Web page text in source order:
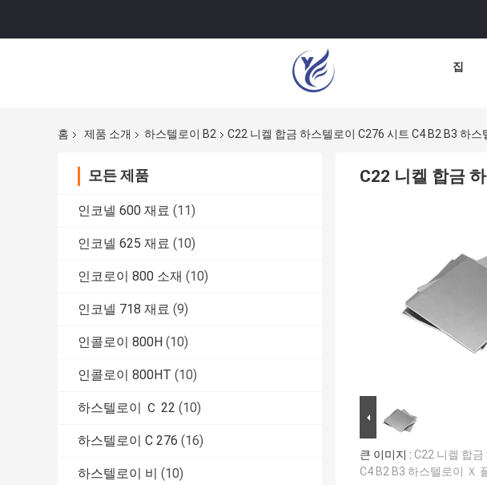
집
홈 제품 소개 하스텔로이 B2 C22 니켈 합금 하스텔로이 C276 시트 C4 B2 B3 하스
모든 제품
인코넬 600 재료 (11)
인코넬 625 재료 (10)
인코로이 800 소재 (10)
인코넬 718 재료 (9)
인콜로이 800H (10)
인콜로이 800HT (10)
하스텔로이 Ｃ 22 (10)
하스텔로이 C 276 (16)
하스텔로이 비 (10)
C22 니켈 합금
큰 이미지 : C22 니켈 합
C4 B2 B3 하스텔로이 Ｘ